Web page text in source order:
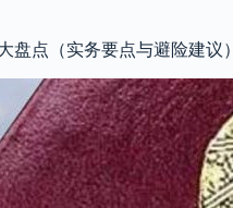
盘点（实务要点与避险建议）